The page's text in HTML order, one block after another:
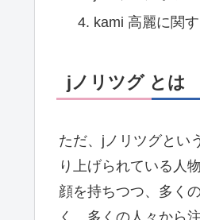
kami 高麗に関
jノリツグ とは
ただ、jノリツグとい
り上げられている人
顔を持ちつつ、多く